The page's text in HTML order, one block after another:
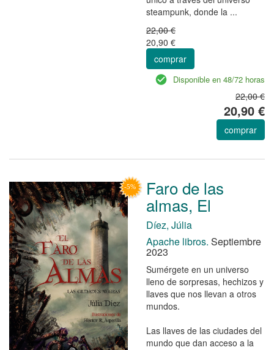
steampunk, donde la ...
22,00 €
20,90 €
comprar
Disponible en 48/72 horas
22,00 €
20,90 €
comprar
Faro de las
almas, El
Díez, Júlia
Apache libros. Septiembre
2023
Sumérgete en un universo
lleno de sorpresas, hechizos y
llaves que nos llevan a otros
mundos.
Las llaves de las ciudades del
mundo que dan acceso a la